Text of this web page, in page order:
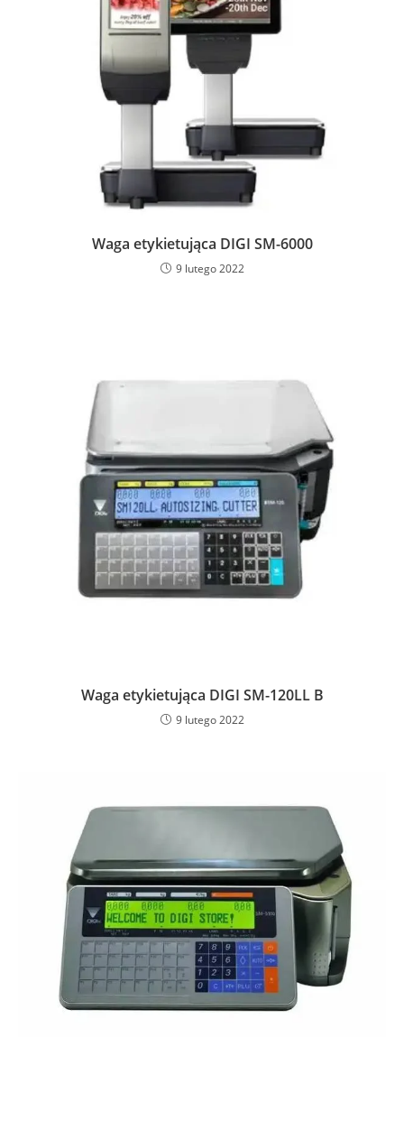
Waga etykietująca DIGI SM-6000
9 lutego 2022
Waga etykietująca DIGI SM-120LL B
9 lutego 2022